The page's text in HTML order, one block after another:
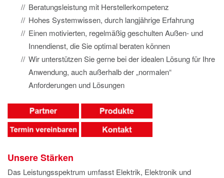
Beratungsleistung mit Herstellerkompetenz
Hohes Systemwissen, durch langjährige Erfahrung
Einen motivierten, regelmäßig geschulten Außen- und
Innendienst, die Sie optimal beraten können
Wir unterstützen Sie gerne bei der idealen Lösung für Ihre
Anwendung, auch außerhalb der „normalen“
Anforderungen und Lösungen
Unsere Stärken
Das Leistungsspektrum umfasst Elektrik, Elektronik und